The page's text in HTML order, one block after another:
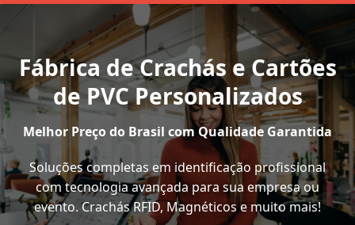
Fábrica de Crachás e Cartões
de PVC Personalizados
Melhor Preço do Brasil com Qualidade Garantida
Soluções completas em identificação profissional
com tecnologia avançada para sua empresa ou
evento. Crachás RFID, Magnéticos e muito mais!